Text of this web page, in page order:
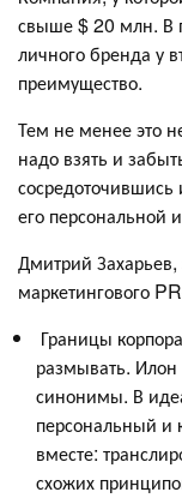
свыше $ 20 млн. В
личного бренда у
преимущество.
Тем не менее это
надо взять и
его персональной
Дмитрий Захарьев,
маркетингового
Границы
размывать.
синонимы. В
персональный и
вместе:
схожих